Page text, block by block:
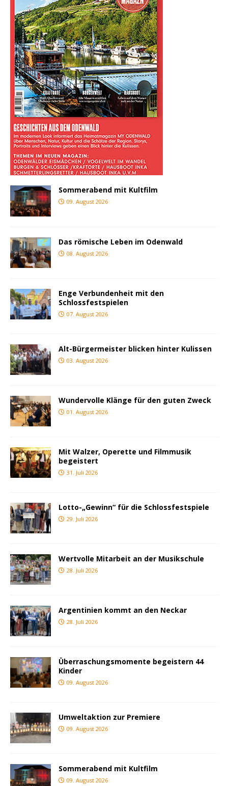
Sommerabend mit Kultfilm
09. August 2026
Das römische Leben im Odenwald
08. August 2026
Enge Verbundenheit mit den
Schlossfestspielen
07. August 2026
Alt-Bürgermeister blicken hinter Kulissen
03. August 2026
Wundervolle Klänge für den guten Zweck
01. August 2026
Mit Walzer, Operette und Filmmusik
begeistert
31. Juli 2026
Lotto-„Gewinn“ für die Schlossfestspiele
29. Juli 2026
Wertvolle Mitarbeit an der Musikschule
28. Juli 2026
Argentinien kommt an den Neckar
28. Juli 2026
Überraschungsmomente begeistern 44
Kinder
09. August 2026
Umweltaktion zur Premiere
09. August 2026
Sommerabend mit Kultfilm
09. August 2026